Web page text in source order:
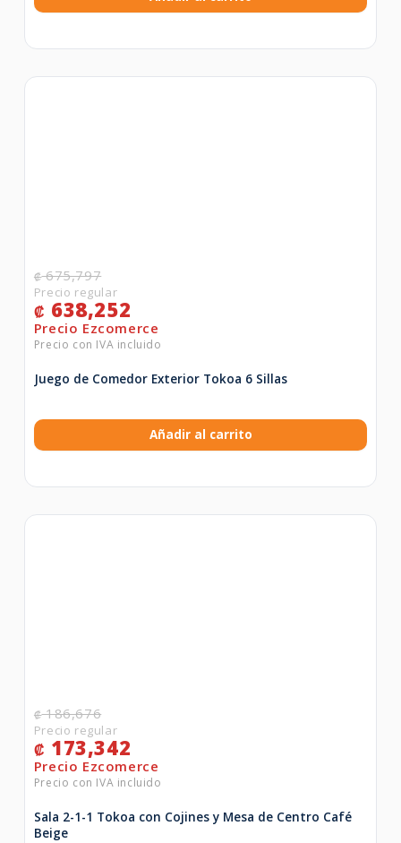
₡675,797
₡ 638,252
Juego de Comedor Exterior Tokoa 6 Sillas
Añadir al carrito
₡186,676
₡ 173,342
Sala 2-1-1 Tokoa con Cojines y Mesa de Centro Café
Beige